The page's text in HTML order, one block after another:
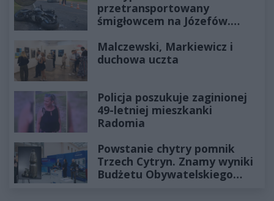
przetransportowany
śmigłowcem na Józefów.
Malczewski, Markiewicz i
duchowa uczta
Policja poszukuje zaginionej
49-letniej mieszkanki
Radomia
Powstanie chytry pomnik
Trzech Cytryn. Znamy wyniki
Budżetu Obywatelskiego